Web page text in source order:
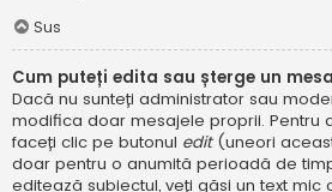
Sus
Cum puteți edita sau șterge un
Dacă nu sunteți administrator sau
modifica doar mesajele proprii. Pentru
faceți clic pe butonul edit (uneori
doar pentru o anumită perioadă de
editează subiectul, veți găsi un text